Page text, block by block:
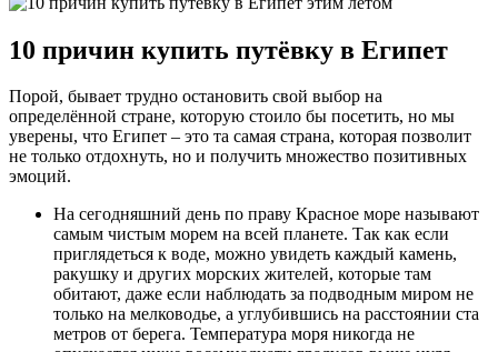
10 причин купить путёвку в Египет
Порой, бывает трудно остановить свой выбор на
определённой стране, которую стоило бы посетить, но мы
уверены, что Египет – это та самая страна, которая позволит
не только отдохнуть, но и получить множество позитивных
эмоций.
На сегодняшний день по праву Красное море называют
самым чистым морем на всей планете. Так как если
приглядеться к воде, можно увидеть каждый камень,
ракушку и других морских жителей, которые там
обитают, даже если наблюдать за подводным миром не
только на мелководье, а углубившись на расстоянии ста
метров от берега. Температура моря никогда не